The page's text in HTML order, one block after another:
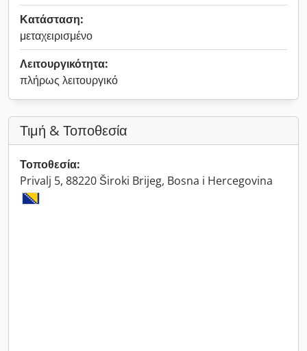
Κατάσταση:
μεταχειρισμένο
Λειτουργικότητα:
πλήρως λειτουργικό
Τιμή & Τοποθεσία
Τοποθεσία:
Privalj 5, 88220 Široki Brijeg, Bosna i Hercegovina